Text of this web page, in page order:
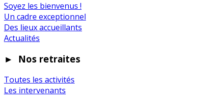
Soyez les bienvenus !
Un cadre exceptionnel
Des lieux accueillants
Actualités
► Nos retraites
Toutes les activités
Les intervenants